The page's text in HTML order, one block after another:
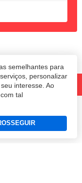
semelhantes para
personalizar
interesse. Ao
tal